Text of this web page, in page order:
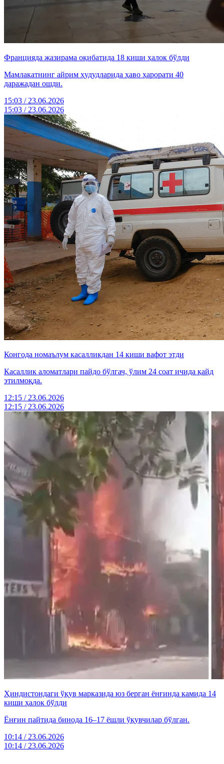
Францияда жазирама оқибатида 18 киши ҳалок бўлди
Мамлакатнинг айрим ҳудудларида ҳаво ҳарорати 40
даражадан ошди.
15:03 / 23.06.2026
15:03 / 23.06.2026
Конгода номаълум касалликдан 14 киши вафот этди
Касаллик аломатлари пайдо бўлгач, ўлим 24 соат ичида қайд
этилмоқда.
12:15 / 23.06.2026
12:15 / 23.06.2026
Ҳиндистондаги ўқув марказида юз берган ёнғинда камида 14
киши ҳалок бўлди
Ёнғин пайтида бинода 16–17 ёшли ўқувчилар бўлган.
10:14 / 23.06.2026
10:14 / 23.06.2026